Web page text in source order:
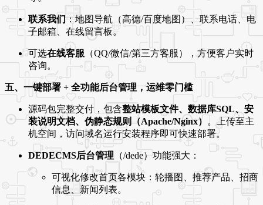
联系我们：地图导航（高德/百度地图）、联系电话、电
子邮箱、在线留言板。
可选在线客服 （QQ/微信/第三方客服），方便客户实时
咨询。
五、一键部署 + 全功能后台管理，运维零门槛
源码包完整交付，包含整站模板文件、数据库SQL、安
装说明文档、伪静态规则（Apache/Nginx） 。上传至主
机空间，访问域名运行安装程序即可快速部署。
DEDECMS后台管理 （/dede）功能强大：
可视化修改首页各模块：轮播图、推荐产品、招商
信息、新闻列表。